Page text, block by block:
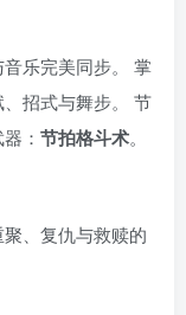
乐完美同步。 掌
招式与舞步。 节
： 节拍格斗术。
、复仇与救赎的